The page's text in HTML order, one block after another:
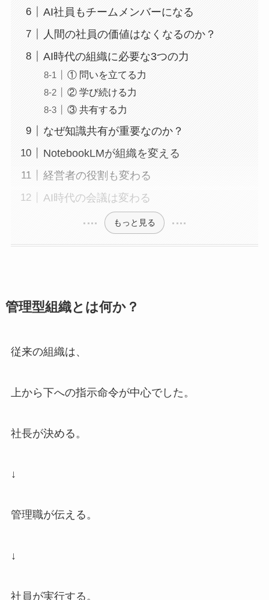
AI社員もチームメンバーになる
人間の社員の価値はなくなるのか？
AI時代の組織に必要な3つの力
① 問いを立てる力
② 学び続ける力
③ 共有する力
なぜ知識共有が重要なのか？
NotebookLMが組織を変える
経営者の役割も変わる
AI時代の会議は変わる
もっと見る
管理型組織とは何か？
従来の組織は、
上から下への指示命令が中心でした。
社長が決める。
↓
管理職が伝える。
↓
社員が実行する。